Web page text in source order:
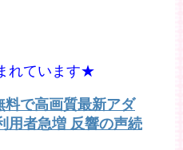
れています★
料で高画質最新アダ
用者急増 反響の声続